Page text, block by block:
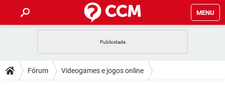
MENU
CELULAR FACEBOOK
DICAS
JOGOS WHATSAPP
Fórum Videogames e jogos online